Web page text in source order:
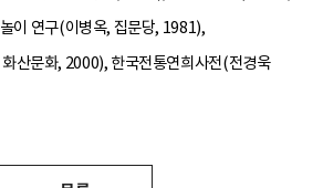
이 연구(이병옥, 집문당, 1981),
산문화, 2000), 한국전통연희사전(전경욱